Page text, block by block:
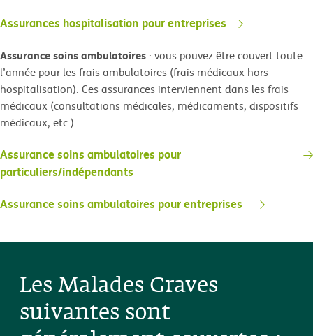
Assurances hospitalisation pour entreprises
Assurance soins ambulatoires : vous pouvez être couvert toute
l’année pour les frais ambulatoires (frais médicaux hors
hospitalisation). Ces assurances interviennent dans les frais
médicaux (consultations médicales, médicaments, dispositifs
médicaux, etc.).
Assurance soins ambulatoires pour
particuliers/indépendants
Assurance soins ambulatoires pour entreprises
Les Malades Graves
suivantes sont